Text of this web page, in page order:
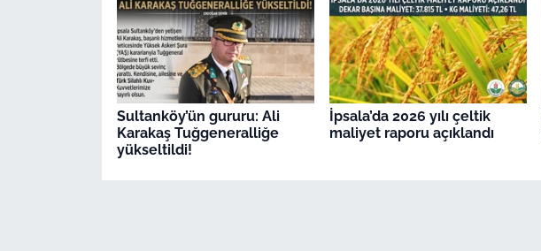
Sultanköy’ün gururu: Ali
Karakaş Tuğgeneralliğe
yükseltildi!
İpsala’da 2026 yılı çeltik
maliyet raporu açıklandı